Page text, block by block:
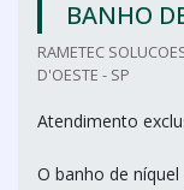
BANHO
RAMETEC
D'OESTE - SP
Atendimento
O banho de